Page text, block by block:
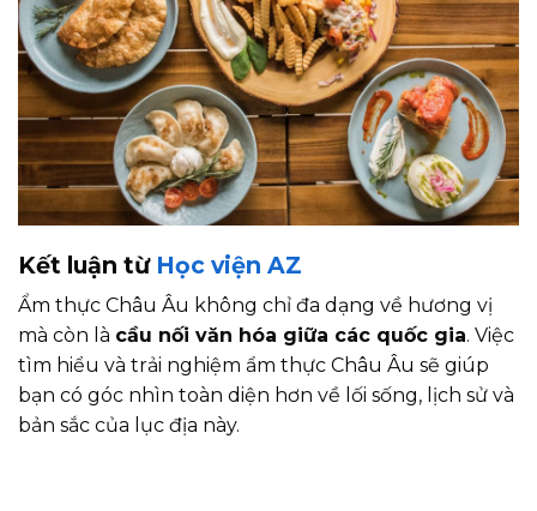
Kết luận từ Học viện AZ
Ẩm thực Châu Âu không chỉ đa dạng về hương vị
mà còn là cầu nối văn hóa giữa các quốc gia. Việc
tìm hiểu và trải nghiệm ẩm thực Châu Âu sẽ giúp
bạn có góc nhìn toàn diện hơn về lối sống, lịch sử và
bản sắc của lục địa này.